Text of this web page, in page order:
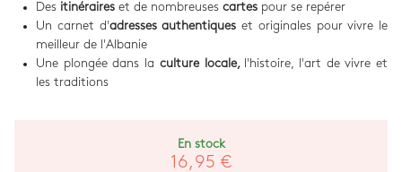
Des itinéraires et de nombreuses cartes pour se repérer
Un carnet d'adresses authentiques et originales pour vivre le
meilleur de l'Albanie
Une plongée dans la culture locale,
l'histoire, l'art de vivre et
les traditions
En stock
16,95 €